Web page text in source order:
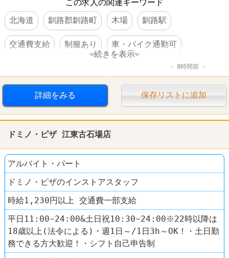
この求人の関連キーワード
北海道
釧路郡釧路町 木場 釧路駅
交通費支給 制服あり 車・バイク通勤可
スーパースポーツゼビオ
続きを表示
8時間前
詳細をみる 保存リストに追加
ドミノ・ピザ 江東古石場店
アルバイト・パート
ドミノ・ピザのインストアスタッフ
時給1,230円以上 交通費一部支給
平日11:00~24:00&土日祝10:30~24:00※22時以降は
18歳以上(法令による)・週1日～/1日3h～OK！・土日勤
務できる方大歓迎！・シフト自己申告制